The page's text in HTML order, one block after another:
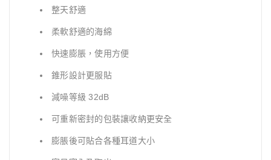
整天舒適
柔軟舒適的海綿
快速膨脹，使用方便
錐形設計更服貼
減噪等級 32dB
可重新密封的包裝讓收納更安全
膨脹後可貼合各種耳道大小